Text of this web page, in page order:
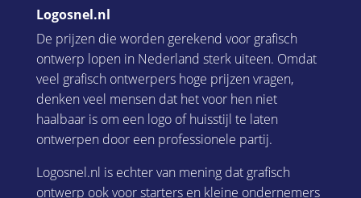
Logosnel.nl
De prijzen die worden gerekend voor grafisch
ontwerp lopen in Nederland sterk uiteen. Omdat
veel grafisch ontwerpers hoge prijzen vragen,
denken veel mensen dat het voor hen niet
haalbaar is om een logo of huisstijl te laten
ontwerpen door een professionele partij.
Logosnel.nl is echter van mening dat grafisch
ontwerp ook voor starters en kleine ondernemers